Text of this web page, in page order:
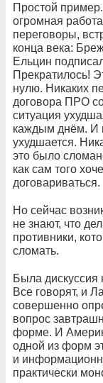
Простой
огромная
переговоры,
конца века:
Ельцин
Прекратилось!
нулю. Никаких
договора ПРО
ситуация
каждым днём. И
ухудшается.
это было
как сам того
договариваться.
Но сейчас
не знают, что
противники,
сломать.
Была дискуссия
Все говорят, и
совершенно
вопрос
форме. И
одной из форм
и
практически